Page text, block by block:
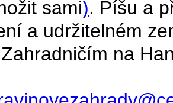
sami). Píšu a
a udržitelném
na